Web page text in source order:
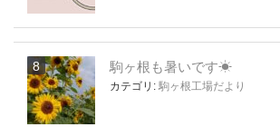
駒ヶ根も暑いです☀
カテゴリ: 駒ヶ根工場だより